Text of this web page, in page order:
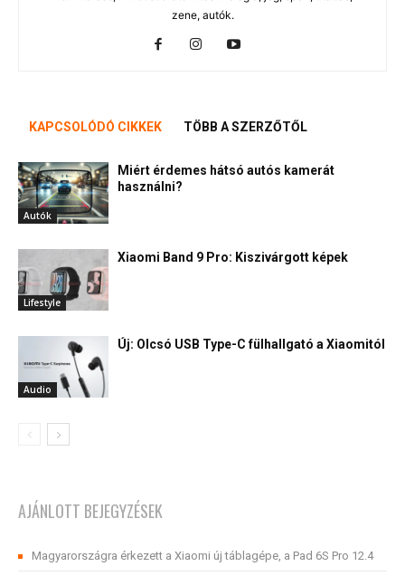
zene, autók.
KAPCSOLÓDÓ CIKKEK TÖBB A SZERZŐTŐL
Autók
Miért érdemes hátsó autós kamerát
használni?
Lifestyle
Xiaomi Band 9 Pro: Kiszivárgott képek
Audio
Új: Olcsó USB Type-C fülhallgató a Xiaomitól
AJÁNLOTT BEJEGYZÉSEK
Magyarországra érkezett a Xiaomi új táblagépe, a Pad 6S Pro 12.4